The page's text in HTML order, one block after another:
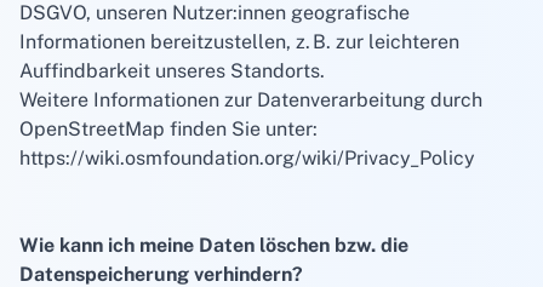
DSGVO, unseren Nutzer:innen geografische
Informationen bereitzustellen, z. B. zur leichteren
Auffindbarkeit unseres Standorts.
Weitere Informationen zur Datenverarbeitung durch
OpenStreetMap finden Sie unter:
https://wiki.osmfoundation.org/wiki/Privacy_Policy
Wie kann ich meine Daten löschen bzw. die
Datenspeicherung verhindern?